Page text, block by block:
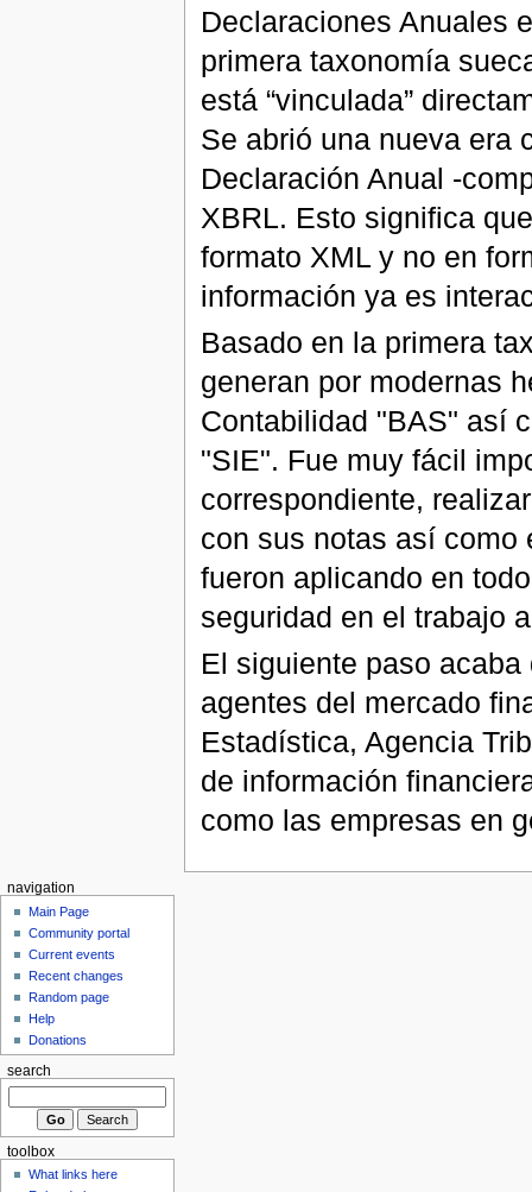
Declaraciones Anuales
primera taxonomía
está “vinculada”
Se abrió una nueva era
Declaración Anual -
XBRL. Esto significa
formato XML y no en
información ya es
Basado en la primera
generan por modernas
Contabilidad "BAS" así
"SIE". Fue muy fácil
correspondiente,
con sus notas así como
fueron aplicando en
seguridad en el trabajo
El siguiente paso
agentes del mercado
Estadística, Agencia
de información
como las empresas en
navigation
Main Page
Community portal
Current events
Recent changes
Random page
Help
Donations
search
toolbox
What links here